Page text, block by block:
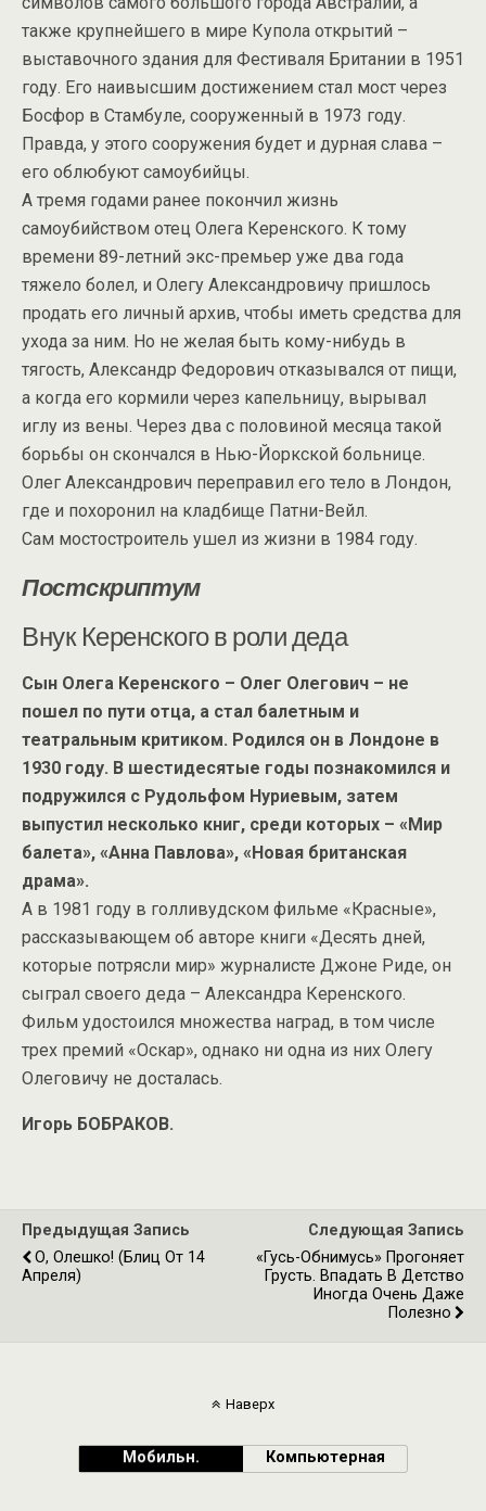
также крупнейшего в мире Купола открытий –
выставочного здания для Фестиваля Британии в 1951
году. Его наивысшим достижением стал мост через
Босфор в Стамбуле, сооруженный в 1973 году.
Правда, у этого сооружения будет и дурная слава –
его облюбуют самоубийцы.
А тремя годами ранее покончил жизнь
самоубийством отец Олега Керенского. К тому
времени 89-летний экс-премьер уже два года
тяжело болел, и Олегу Александровичу пришлось
продать его личный архив, чтобы иметь средства для
ухода за ним. Но не желая быть кому-нибудь в
тягость, Александр Федорович отказывался от пищи,
а когда его кормили через капельницу, вырывал
иглу из вены. Через два с половиной месяца такой
борьбы он скончался в Нью-Йоркской больнице.
Олег Александрович переправил его тело в Лондон,
где и похоронил на кладбище Патни-Вейл.
Сам мостостроитель ушел из жизни в 1984 году.
Постскриптум
Внук Керенского в роли деда
Сын Олега Керенского – Олег Олегович – не
пошел по пути отца, а стал балетным и
театральным критиком. Родился он в Лондоне в
1930 году. В шестидесятые годы познакомился и
подружился с Рудольфом Нуриевым, затем
выпустил несколько книг, среди которых – «Мир
балета», «Анна Павлова», «Новая британская
драма».
А в 1981 году в голливудском фильме «Красные»,
рассказывающем об авторе книги «Десять дней,
которые потрясли мир» журналисте Джоне Риде, он
сыграл своего деда – Александра Керенского.
Фильм удостоился множества наград, в том числе
трех премий «Оскар», однако ни одна из них Олегу
Олеговичу не досталась.
Игорь БОБРАКОВ.
Предыдущая Запись
О, Олешко! (Блиц От 14
Апреля)
Следующая Запись
«Гусь-Обнимусь» Прогоняет
Грусть. Впадать В Детство
Иногда Очень Даже
Полезно
Наверх
Мобильн. Компьютерная